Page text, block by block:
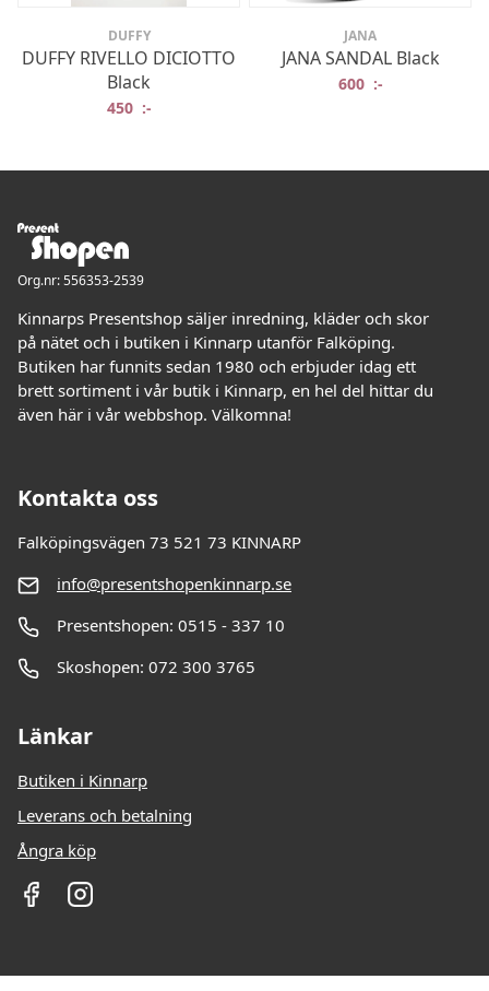
DUFFY
DUFFY RIVELLO DICIOTTO
Black
450 :-
JANA
JANA SANDAL Black
600 :-
Org.nr: 556353-2539
Kinnarps Presentshop säljer inredning, kläder och skor
på nätet och i butiken i Kinnarp utanför Falköping.
Butiken har funnits sedan 1980 och erbjuder idag ett
brett sortiment i vår butik i Kinnarp, en hel del hittar du
även här i vår webbshop. Välkomna!
Kontakta oss
Falköpingsvägen 73 521 73 KINNARP
info@presentshopenkinnarp.se
Presentshopen: 0515 - 337 10
Skoshopen: 072 300 3765
Länkar
Butiken i Kinnarp
Leverans och betalning
Ångra köp